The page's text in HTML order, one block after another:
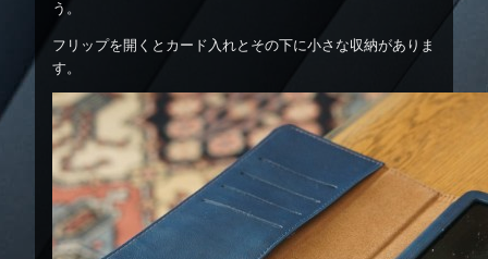
う。
フリップを開くとカード入れとその下に小さな収納がありま
す。